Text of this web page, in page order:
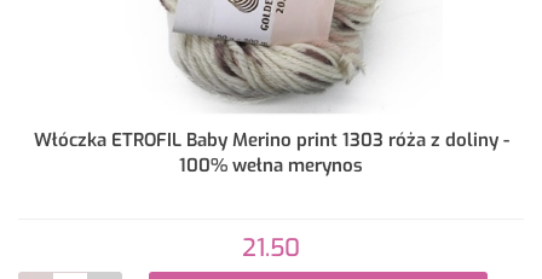
Włóczka ETROFIL Baby Merino print 1303 róża z doliny -
100% wełna merynos
21.50